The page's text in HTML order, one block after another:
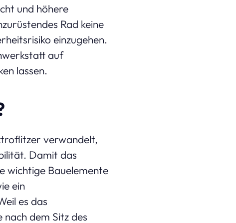
und höhere
Rad keine
einzugehen.
auf
lassen.
verwandelt,
Damit das
wichtige Bauelemente
ein
es das
dem Sitz des